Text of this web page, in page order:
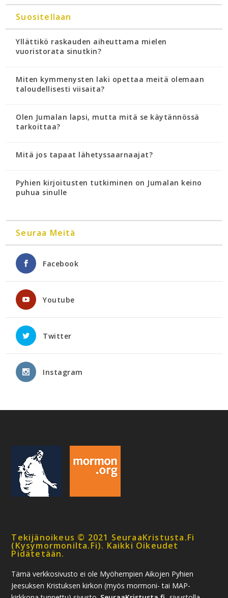
Suositellaan
Yllättikö raskauden aiheuttama mielen
vuoristorata sinutkin?
Miten kymmenysten laki opettaa meitä olemaan
taloudellisesti viisaita?
Olen Jumalan lapsi, mutta mitä se käytännössä
tarkoittaa?
Mitä jos tapaat lähetyssaarnaajat?
Pyhien kirjoitusten tutkiminen on Jumalan keino
puhua sinulle
Seuraa Meitä
Facebook
Youtube
Twitter
Instagram
Tekijänoikeus © 2021 SeuraaKristusta.fi
(kysymormonilta.fi). Kaikki Oikeudet
Pidätetään.
Tämä verkkosivusto ei ole Myöhempien Aikojen Pyhien
Jeesuksen Kristuksen kirkon (myös mormoni- tai MAP-